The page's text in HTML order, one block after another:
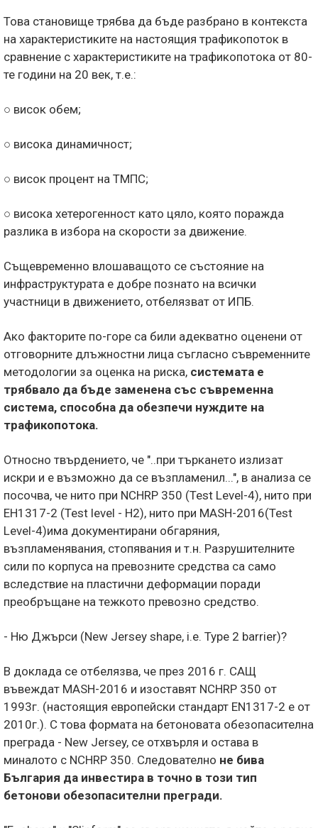
Това становище трябва да бъде разбрано в контекста
на характеристиките на настоящия трафикопоток в
сравнение с характеристиките на трафикопотока от 80-
те години на 20 век, т.е.:
○ висок обем;
○ висока динамичност;
○ висок процент на ТМПС;
○ висока хетерогенност като цяло, която поражда
разлика в избора на скорости за движение.
Същевременно влошаващото се състояние на
инфраструктурата е добре познато на всички
участници в движението, отбелязват от ИПБ.
Ако факторите по-горе са били адекватно оценени от
отговорните длъжностни лица съгласно съвременните
методологии за оценка на риска, системата е
трябвало да бъде заменена със съвременна
система, способна да обезпечи нуждите на
трафикопотока.
Относно твърдението, че "..при търкането излизат
искри и е възможно да се възпламенил...", в анализа се
посочва, че нито при NCHRP 350 (Test Level-4), нито при
ЕН1317-2 (Test level - H2), нито при MASH-2016(Test
Level-4)има документирани обгаряния,
възпламенявания, стопявания и т.н. Разрушителните
сили по корпуса на превозните средства са само
вследствие на пластични деформации поради
преобръщане на тежкото превозно средство.
- Ню Джърси (New Jersey shape, i.e. Type 2 barrier)?
В доклада се отбелязва, че през 2016 г. САЩ
въвеждат MASH-2016 и изоставят NCHRP 350 от
1993г. (настоящия европейски стандарт EN1317-2 е от
2010г.). С това формата на бетоновата обезопасителна
преграда - New Jersey, се отхвърля и остава в
миналото с NCHRP 350. Следователно не бива
България да инвестира в точно в този тип
бетонови обезопасителни прегради.